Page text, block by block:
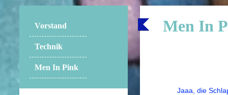
Men In
Jaaa, die
Vorstand
Technik
Men In Pink